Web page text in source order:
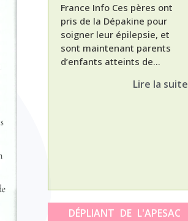
France Info Ces pères ont
pris de la Dépakine pour
soigner leur épilepsie, et
sont maintenant parents
d’enfants atteints de...
Lire la suite
DÉPLIANT DE L'APESAC